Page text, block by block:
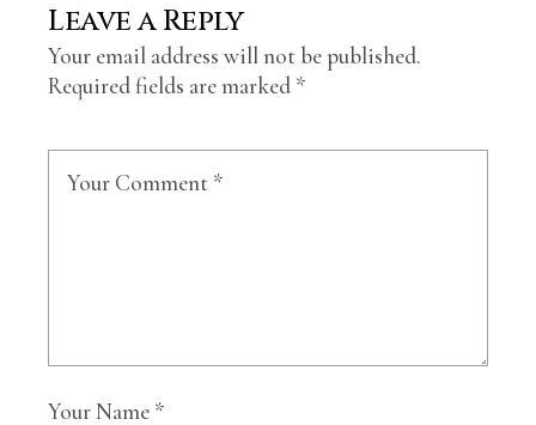
Leave a Reply
Your email address will not be published.
Required fields are marked *